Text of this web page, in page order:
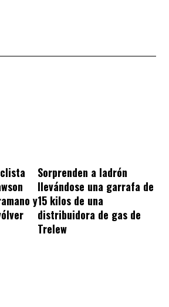
y
Sorprenden a ladrón
llevándose una garrafa de
15 kilos de una
distribuidora de gas de
Trelew